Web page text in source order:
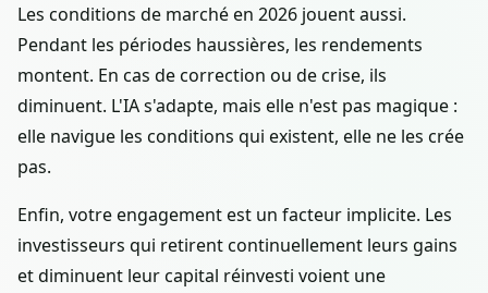
Les conditions de marché en 2026 jouent aussi.
Pendant les périodes haussières, les rendements
montent. En cas de correction ou de crise, ils
diminuent. L'IA s'adapte, mais elle n'est pas magique :
elle navigue les conditions qui existent, elle ne les crée
pas.
Enfin, votre engagement est un facteur implicite. Les
investisseurs qui retirent continuellement leurs gains
et diminuent leur capital réinvesti voient une